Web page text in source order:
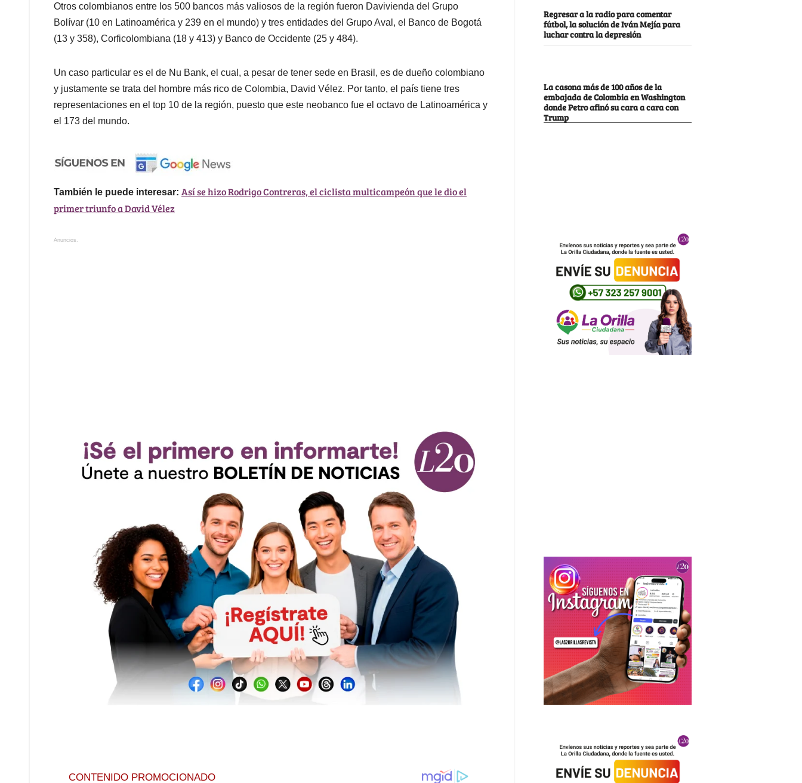
Otros colombianos entre los 500 bancos más valiosos de la región fueron Davivienda del Grupo
Bolívar (10 en Latinoamérica y 239 en el mundo) y tres entidades del Grupo Aval, el Banco de Bogotá
(13 y 358), Corficolombiana (18 y 413) y Banco de Occidente (25 y 484).
Un caso particular es el de Nu Bank, el cual, a pesar de tener sede en Brasil, es de dueño colombiano
y justamente se trata del hombre más rico de Colombia, David Vélez. Por tanto, el país tiene tres
representaciones en el top 10 de la región, puesto que este neobanco fue el octavo de Latinoamérica y
el 173 del mundo.
También le puede interesar: Así se hizo Rodrigo Contreras, el ciclista multicampeón que le dio el
primer triunfo a David Vélez
Anuncios.
Regresar a la radio para comentar
fútbol, la solución de Iván Mejía para
luchar contra la depresión
La casona más de 100 años de la
embajada de Colombia en Washington
donde Petro afinó su cara a cara con
Trump